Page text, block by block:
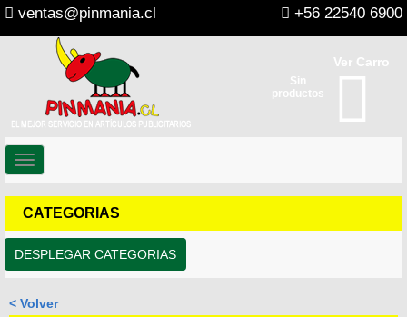
ventas@pinmania.cl +56 22540 6900
Ver Carro
Sin
productos
Toggle
navigation
CATEGORIAS
DESPLEGAR CATEGORIAS
< Volver